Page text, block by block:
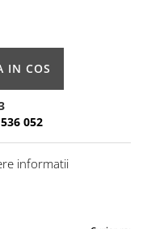
IN COS
052
informatii